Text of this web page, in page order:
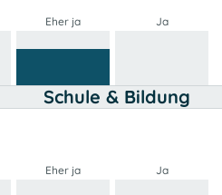
Eher ja Ja
Schule & Bildung
Eher ja Ja